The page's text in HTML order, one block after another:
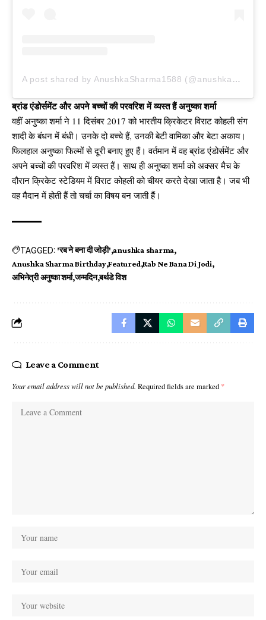
A post shared by AnushkaSharma1588 (@anushkasharma)
ब्रांड एंडोर्समेंट और अपने बच्चों की परवरिश में व्यस्त हैं अनुष्का शर्मा
वहीं अनुष्का शर्मा ने 11 दिसंबर 2017 को भारतीय क्रिकेटर विराट कोहली संग
शादी के बंधन में बंधी। उनके दो बच्चे हैं, उनकी बेटी वामिका और बेटा अकाय।
फिलहाल अनुष्का फिल्मों से दूरी बनाए हुए हैं। वर्तमान में वह ब्रांड एंडोर्समेंट और
अपने बच्चों की परवरिश में व्यस्त हैं। साथ ही अनुष्का शर्मा को अक्सर मैच के
दौरान क्रिकेट स्टेडियम में विराट कोहली को चीयर करते देखा जाता है। जब भी
वह मैदान में होती हैं तो चर्चा का विषय बन जाती हैं।
TAGGED: 'रब ने बना दी जोड़ी' anushka sharma
Anushka Sharma Birthday Featured Rab Ne Bana Di Jodi
अभिनेत्री अनुष्का शर्मा जन्मदिन बर्थडे विश
Leave a Comment
Your email address will not be published. Required fields are marked *